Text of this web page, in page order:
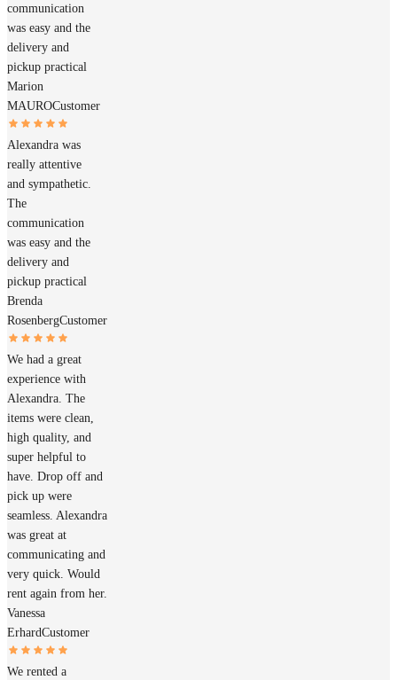
communication
was easy and the
delivery and
pickup practical
Marion
MAUROCustomer
Alexandra was
really attentive
and sympathetic.
The
communication
was easy and the
delivery and
pickup practical
Brenda
RosenbergCustomer
We had a great
experience with
Alexandra. The
items were clean,
high quality, and
super helpful to
have. Drop off and
pick up were
seamless. Alexandra
was great at
communicating and
very quick. Would
rent again from her.
Vanessa
ErhardCustomer
We rented a